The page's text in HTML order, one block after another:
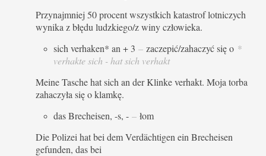
Przynajmniej 50 procent wszystkich katastrof lotniczych
wynika z błędu ludzkiego/z winy człowieka.
sich verhaken* an + 3 – zaczepić/zahaczyć się o *
verhakte sich - hat sich verhakt
Meine Tasche hat sich an der Klinke verhakt. Moja torba
zahaczyła się o klamkę.
das Brecheisen, -s, - – łom
Die Polizei hat bei dem Verdächtigen ein Brecheisen
gefunden, das bei